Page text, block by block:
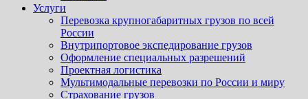
Услуги
Перевозка крупногабаритных грузов по всей
России
Внутрипортовое экспедирование грузов
Оформление специальных разрешений
Проектная логистика
Мультимодальные перевозки по России и миру
Страхование грузов